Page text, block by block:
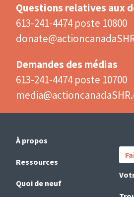
Questions relatives aux
613-241-4474 poste 10800
Demandes des médias
613-241-4474 poste 10700
Main
navigation
(French)
À propos
Ressources
Quoi de neuf